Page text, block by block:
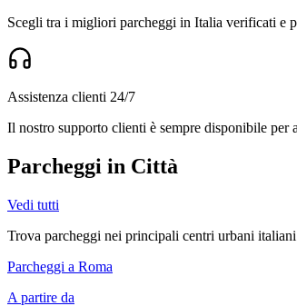
Scegli tra i migliori parcheggi in Italia verificati e
Assistenza clienti 24/7
Il nostro supporto clienti è sempre disponibile per
Parcheggi in Città
Vedi tutti
Trova parcheggi nei principali centri urbani
Parcheggi a Roma
A partire da